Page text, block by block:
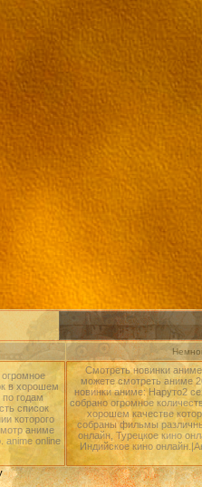
в хорошем
годам
список
которого
аниме
anime online
Смотреть новинки
можете смотреть аниме
новинки аниме: Наруто2
собрано огромное
хорошем качестве
собраны фильмы
онлайн, Турецкое кино
Индийское кино